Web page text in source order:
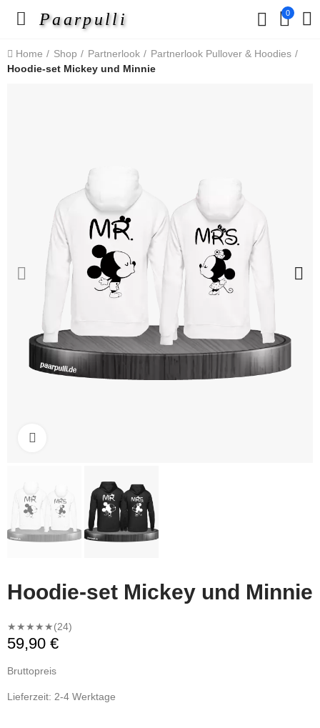
Paarpulli 0
Home Shop Partnerlook
Partnerlook Pullover & Hoodies
Hoodie-set Mickey und Minnie
Hoodie-set Mickey und Minnie
★★★★★(24)
59,90 €
Bruttopreis
Lieferzeit: 2-4 Werktage